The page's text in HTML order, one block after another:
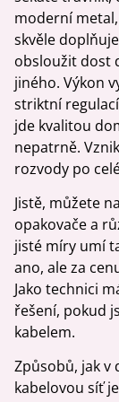
moderní
skvěle
obsloužit dost
jiného. Výkon
striktní
jde kvalitou
nepatrně.
rozvody po
Jistě, můžete
opakovače a
jisté míry umí
ano, ale za
Jako technici
řešení, pokud
kabelem.
Způsobů, jak v
kabelovou síť